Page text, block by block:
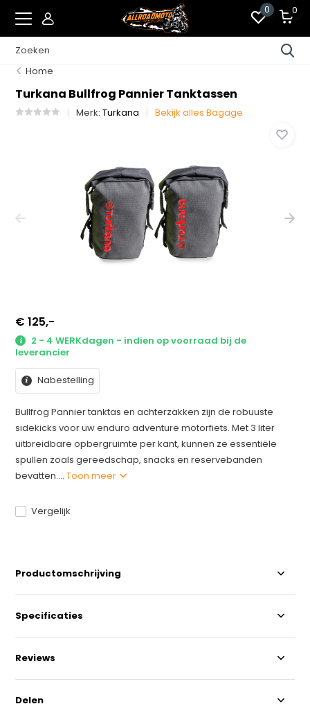
0 0
Home
Turkana Bullfrog Pannier Tanktassen
Merk:Turkana Bekijk alles Bagage
€ 125,-
2 - 4 WERKdagen - indien op voorraad bij de
leverancier
Nabestelling
Bullfrog Pannier tanktas en achterzakken zijn de robuuste
sidekicks voor uw enduro adventure motorfiets. Met 3 liter
uitbreidbare opbergruimte per kant, kunnen ze essentiële
spullen zoals gereedschap, snacks en reservebanden
bevatten....Toon meer
Vergelijk
Productomschrijving
Specificaties
Reviews
Delen